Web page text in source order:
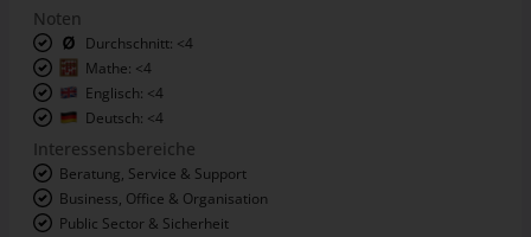
Deutsch: <4
Interessensbereiche
Beratung, Service & Support
Business, Office & Organisation
Public Sector & Sicherheit
Wichtige Schulfächer